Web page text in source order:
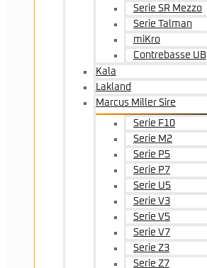
Serie SR Mezzo
Serie Talman
miKro
Contrebasse UB
Kala
Lakland
Marcus Miller Sire
Serie F10
Serie M2
Serie P5
Serie P7
Serie U5
Serie V3
Serie V5
Serie V7
Serie Z3
Serie Z7